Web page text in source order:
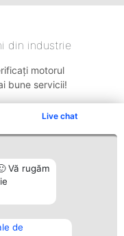
Live chat
Vă rugăm
de
din industrie
motorul
bune servicii!
Contact